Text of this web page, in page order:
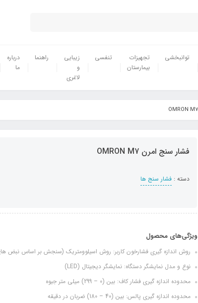
توانبخشی
تجهیزات
بیمارستان
تنفسی
زیبایی
و
لاغری
راهنما
درباره
ما
فشار سنج امرن OMRON M7
دسته : فشار سنج ها
ویژگی‌های محصول
روش اندازه گیری فشارخون کاربر: روش اسیلوومتریک (سنجش بر اساس نبض
نوع و مدل نمایشگر دستگاه: نمایشگر دیجیتال (LED)
محدوده اندازه گیری فشار کاف: بین (0 – 299) میلی متر جیوه
محدوده اندازه گیری پالس: بین (40 – 180) ضربان در دقیقه